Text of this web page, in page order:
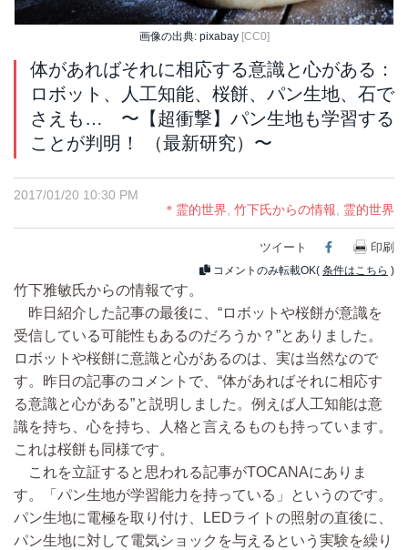
画像の出典: pixabay [CC0]
体があればそれに相応する意識と心がある：
ロボット、人工知能、桜餅、パン生地、石で
さえも… 〜【超衝撃】パン生地も学習する
ことが判明！ （最新研究）〜
2017/01/20 10:30 PM
＊霊的世界, 竹下氏からの情報, 霊的世界
ツイート Facebook
印刷
コメントのみ転載OK( 条件はこちら )
竹下雅敏氏からの情報です。
昨日紹介した記事の最後に、“ロボットや桜餅が意識を
受信している可能性もあるのだろうか？”とありました。
ロボットや桜餅に意識と心があるのは、実は当然なので
す。昨日の記事のコメントで、“体があればそれに相応す
る意識と心がある”と説明しました。例えば人工知能は意
識を持ち、心を持ち、人格と言えるものも持っています。
これは桜餅も同様です。
これを立証すると思われる記事がTOCANAにありま
す。「パン生地が学習能力を持っている」というのです。
パン生地に電極を取り付け、LEDライトの照射の直後に、
パン生地に対して電気ショックを与えるという実験を繰り